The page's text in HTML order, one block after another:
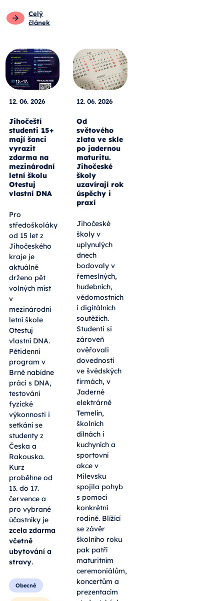
Celý
článek
12. 06. 2026
Jihočeští
studenti 15+
mají šanci
vyrazit
zdarma na
mezinárodní
letní školu
Otestuj
vlastní DNA
Pro
středoškoláky
od 15 let z
Jihočeského
kraje je
aktuálně
drženo pět
volných míst
v
mezinárodní
letní škole
Otestuj
vlastní DNA.
Pětidenní
program v
Brně nabídne
práci s DNA,
testování
fyzické
výkonnosti i
setkání se
studenty z
Česka a
Rakouska.
Kurz
proběhne od
13. do 17.
července a
pro vybrané
účastníky je
zcela zdarma
včetně
ubytování a
stravy.
Obecné
12. 06. 2026
Od
světového
zlata ve skle
po jadernou
maturitu.
Jihočeské
školy
uzavírají rok
úspěchy i
praxí
Jihočeské
školy v
uplynulých
dnech
bodovaly v
řemeslných,
hudebních,
vědomostních
i digitálních
soutěžích.
Studenti si
zároveň
ověřovali
dovednosti
ve švédských
firmách, v
Jaderné
elektrárně
Temelín,
školních
dílnách i
kuchyních a
sportovní
akce v
Milevsku
spojila pohyb
s pomocí
konkrétní
rodině. Blížící
se závěr
školního roku
pak patří
maturitním
ceremoniálům,
koncertům a
prezentacím